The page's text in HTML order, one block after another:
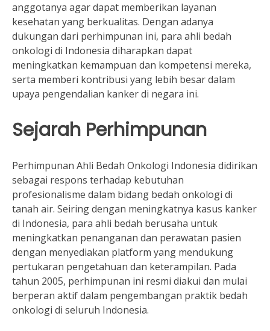
anggotanya agar dapat memberikan layanan
kesehatan yang berkualitas. Dengan adanya
dukungan dari perhimpunan ini, para ahli bedah
onkologi di Indonesia diharapkan dapat
meningkatkan kemampuan dan kompetensi mereka,
serta memberi kontribusi yang lebih besar dalam
upaya pengendalian kanker di negara ini.
Sejarah Perhimpunan
Perhimpunan Ahli Bedah Onkologi Indonesia didirikan
sebagai respons terhadap kebutuhan
profesionalisme dalam bidang bedah onkologi di
tanah air. Seiring dengan meningkatnya kasus kanker
di Indonesia, para ahli bedah berusaha untuk
meningkatkan penanganan dan perawatan pasien
dengan menyediakan platform yang mendukung
pertukaran pengetahuan dan keterampilan. Pada
tahun 2005, perhimpunan ini resmi diakui dan mulai
berperan aktif dalam pengembangan praktik bedah
onkologi di seluruh Indonesia.